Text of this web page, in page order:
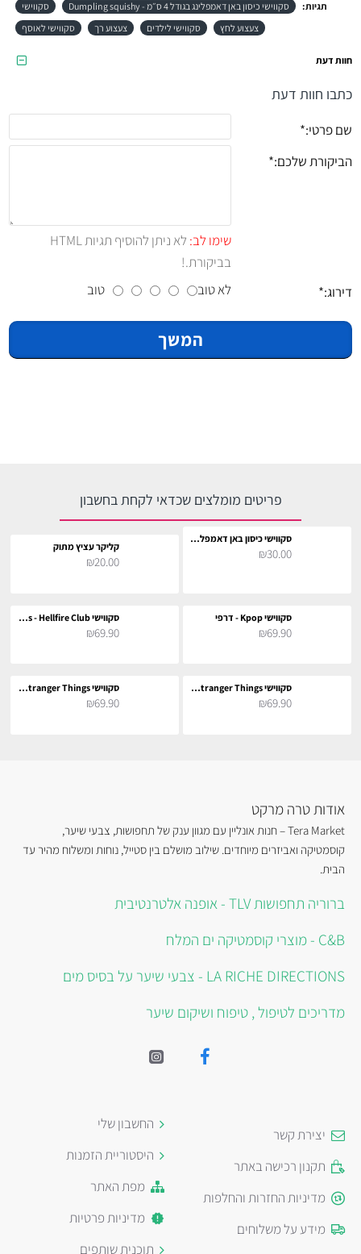
תגיות: סקווישי כיסון באן דאמפלינג בגודל 4 ס״מ - Dumpling squishy
סקווישי
צעצוע לחץ
סקווישי לילדים צעצוע רך סקווישי לאוסף
חוות דעת
כתבו חוות דעת
שם פרטי:
הביקורת שלכם:
שימו לב:
לא ניתן להוסיף תגיות HTML
בביקורת.!
דירוג:
לא טוב טוב
המשך
פריטים מומלצים שכדאי לקחת בחשבון
סקווישי כיסון באן דאמפלינג בגודל 8 ס״מ - Dumpling squishy
₪30.00 קליקר עציץ מתוק
₪20.00
סקווישי Kpop - דרפי
₪69.90
סקווישי Stranger Things - Hellfire Club
₪69.90
סקווישי Stranger Things - אילבן
₪69.90
סקווישי Stranger Things - רובין
₪69.90
אודות טרה מרקט
Tera Market – חנות אונליין עם מגוון ענק של תחפושות, צבעי שיער,
קוסמטיקה ואביזרים מיוחדים. שילוב מושלם בין סטייל, נוחות ומשלוח מהיר עד
הבית.
ברוריה תחפושות TLV - אופנה אלטרנטיבית
C&B - מוצרי קוסמטיקה ים המלח
LA RICHE DIRECTIONS - צבעי שיער על בסיס מים
מדריכים לטיפול , טיפוח ושיקום שיער
יצירת קשר
תקנון רכישה באתר
מדיניות החזרות והחלפות
מידע על משלוחים
החשבון שלי
היסטוריית הזמנות
מפת האתר
מדיניות פרטיות
תוכנית שותפים